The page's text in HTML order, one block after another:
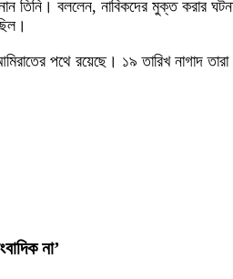
তিনি। বললেন, নাবিকদের মুক্ত করার
পথে রয়েছে। ১৯ তারিখ নাগাদ
না’